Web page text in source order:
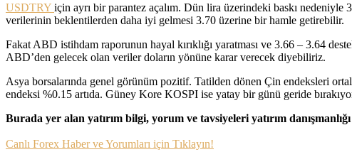
USDTRY için ayrı bir parantez açalım. Dün lira üzerindeki baskı
verilerinin beklentilerden daha iyi gelmesi 3.70 üzerine bir hamle getirebilir.
Fakat ABD istihdam raporunun hayal kırıklığı yaratması ve 3.66 – 3.64
ABD’den gelecek olan veriler doların yönüne karar verecek diyebiliriz.
Asya borsalarında genel görünüm pozitif. Tatilden dönen Çin endeksleri
endeksi %0.15 artıda. Güney Kore KOSPI ise yatay bir günü geride
Burada yer alan yatırım bilgi, yorum ve tavsiyeleri yatırım
Canlı Forex Haber ve Yorumları için Tıklayın!